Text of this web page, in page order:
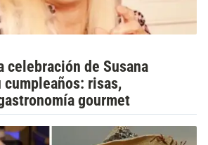
celebración de Susana
cumpleaños: risas,
gourmet